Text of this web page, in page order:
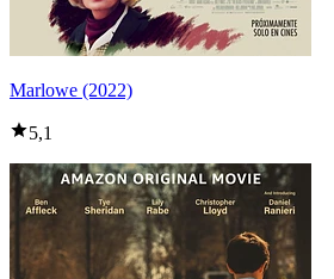
Marlowe (2022)
5,1